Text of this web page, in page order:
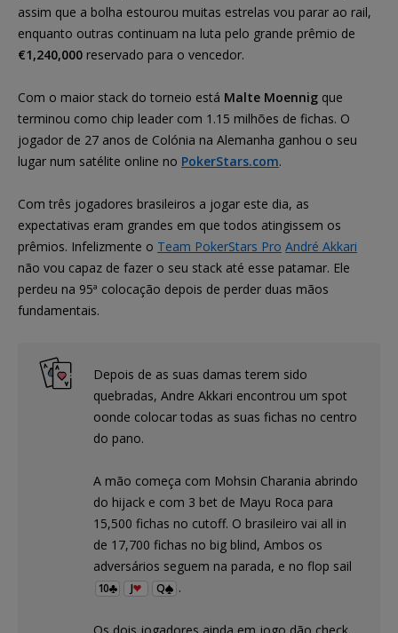
assim que a bolha estourou muitas estrelas vou parar ao rail,
enquanto outras continuam na luta pelo grande prêmio de
€1,240,000 reservado para o vencedor.
Com o maior stack do torneio está Malte Moennig que
terminou como chip leader com 1.15 milhões de fichas. O
jogador de 27 anos de Colónia na Alemanha ganhou o seu
lugar num satélite online no PokerStars.com.
Com três jogadores brasileiros a jogar este dia, as
expectativas eram grandes em que todos atingissem os
prêmios. Infelizmente o Team PokerStars Pro André Akkari
não vou capaz de fazer o seu stack até esse patamar. Ele
perdeu na 95ª colocação depois de perder duas mãos
fundamentais.
Depois de as suas damas terem sido
quebradas, Andre Akkari encontrou um spot
oonde colocar todas as suas fichas no centro
do pano.
A mão começa com Mohsin Charania abrindo
do hijack e com 3 bet de Mayu Roca para
15,500 fichas no cutoff. O brasileiro vai all in
de 17,700 fichas no big blind, Ambos os
adversários seguem na parada, e no flop sail
10 J Q .